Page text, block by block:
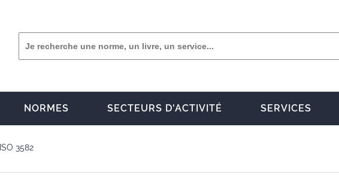
NORMES SECTEURS D'ACTIVITÉ SERVICES
3582